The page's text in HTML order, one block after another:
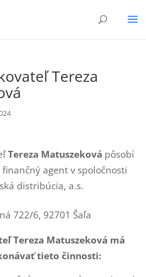
Tereza
Tereza Matuszeková pôsobí
agent v spoločnosti
distribúcia, a.s.
722/6, 92701 Šaľa
Tereza Matuszeková má
tieto činnosti: